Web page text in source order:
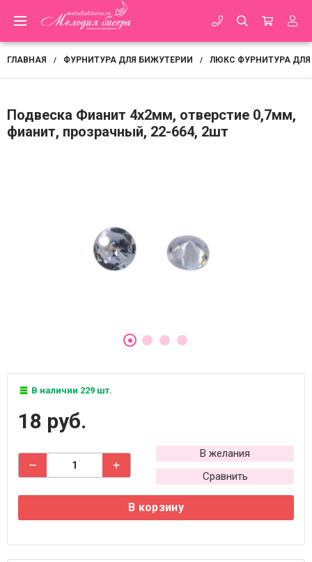
ГЛАВНАЯ / ФУРНИТУРА ДЛЯ БИЖУТЕРИИ / ЛЮКС ФУРНИТУРА
Подвеска Фианит 4х2мм, отверстие 0,7мм,
фианит, прозрачный, 22-664, 2шт
В наличии 229 шт.
18 руб.
В желания
Сравнить
В корзину